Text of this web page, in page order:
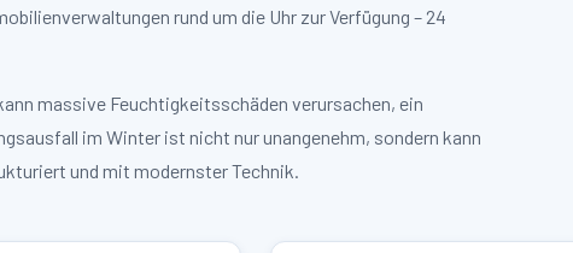
rund um die Uhr zur Verfügung – 24
massive Feuchtigkeitsschäden verursachen, ein
im Winter ist nicht nur unangenehm, sondern kann
und mit modernster Technik.